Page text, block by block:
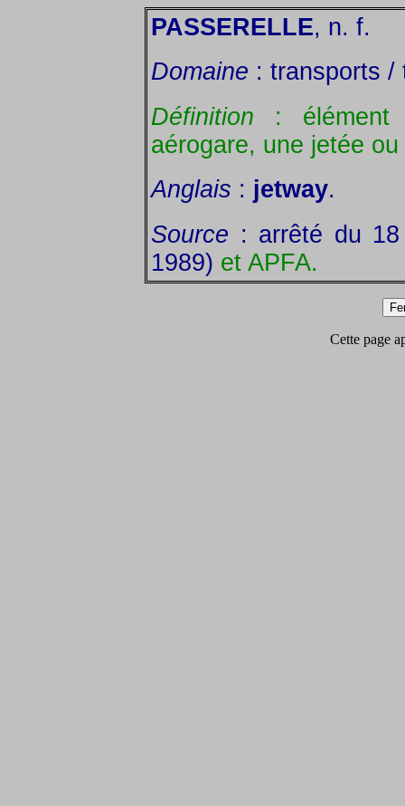
PASSERELLE, n. f.
Domaine : transports /
Définition : élément
aérogare, une jetée
Anglais : jetway.
Source : arrêté du
1989) et APFA.
Cette page